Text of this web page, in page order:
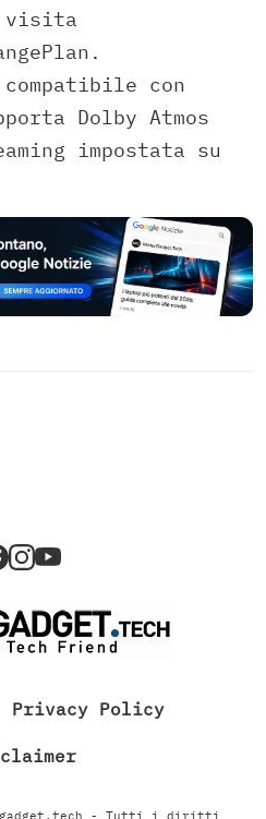
visita
con
Dolby Atmos
impostata su
Privacy Policy
- Tutti i diritti